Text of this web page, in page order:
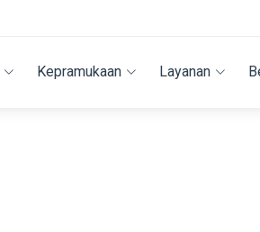
Kepramukaan Layanan